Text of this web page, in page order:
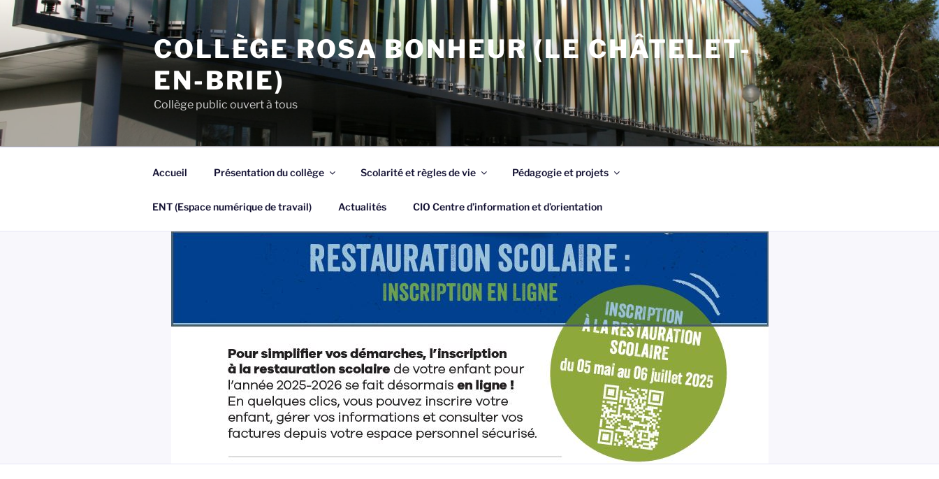
Aller
principal
COLLÈGE ROSA BONHEUR (LE CHÂTELET-
EN-BRIE)
Collège public ouvert à tous
Accueil Présentation du collège Scolarité et règles de vie Pédagogie et projets
ENT (Espace numérique de travail) Actualités CIO Centre d’information et d’orientation